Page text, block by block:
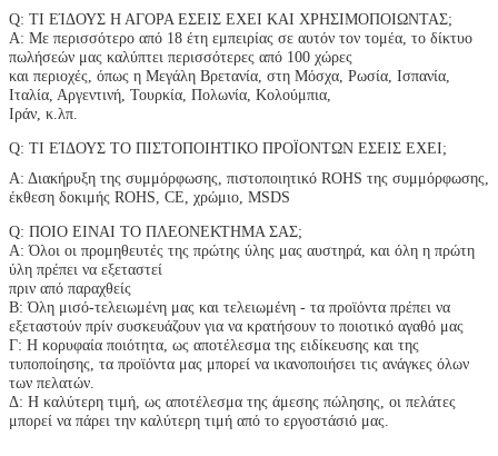
Q: ΤΙ ΕΊΔΟΥΣ Η ΑΓΟΡΑ ΕΣΕΙΣ ΕΧΕΙ ΚΑΙ ΧΡΗΣΙΜΟΠΟΙΩΝΤΑΣ;
Α: Με περισσότερο από 18 έτη εμπειρίας σε αυτόν τον τομέα, το δίκτυο
πωλήσεών μας καλύπτει περισσότερες από 100 χώρες
και περιοχές, όπως η Μεγάλη Βρετανία, στη Μόσχα, Ρωσία, Ισπανία,
Ιταλία, Αργεντινή, Τουρκία, Πολωνία, Κολούμπια,
Ιράν, κ.λπ.
Q: ΤΙ ΕΊΔΟΥΣ ΤΟ ΠΙΣΤΟΠΟΙΗΤΙΚΟ ΠΡΟΪΟΝΤΩΝ ΕΣΕΙΣ ΕΧΕΙ;
Α: Διακήρυξη της συμμόρφωσης, πιστοποιητικό ROHS της συμμόρφωσης,
έκθεση δοκιμής ROHS, CE, χρώμιο, MSDS
Q: ΠΟΙΟ ΕΙΝΑΙ ΤΟ ΠΛΕΟΝΕΚΤΗΜΑ ΣΑΣ;
Α: Όλοι οι προμηθευτές της πρώτης ύλης μας αυστηρά, και όλη η πρώτη
ύλη πρέπει να εξεταστεί
πριν από παραχθείς
Β: Όλη μισό-τελειωμένη μας και τελειωμένη - τα προϊόντα πρέπει να
εξεταστούν πρίν συσκευάζουν για να κρατήσουν το ποιοτικό αγαθό μας
Γ: Η κορυφαία ποιότητα, ως αποτέλεσμα της ειδίκευσης και της
τυποποίησης, τα προϊόντα μας μπορεί να ικανοποιήσει τις ανάγκες όλων
των πελατών.
Δ: Η καλύτερη τιμή, ως αποτέλεσμα της άμεσης πώλησης, οι πελάτες
μπορεί να πάρει την καλύτερη τιμή από το εργοστάσιό μας.